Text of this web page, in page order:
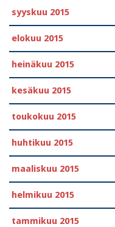
syyskuu 2015
elokuu 2015
heinäkuu 2015
kesäkuu 2015
toukokuu 2015
huhtikuu 2015
maaliskuu 2015
helmikuu 2015
tammikuu 2015